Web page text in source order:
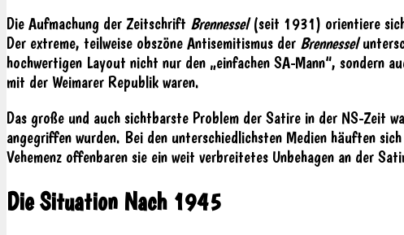
Die Aufmachung der Zeitschrift Brennessel(seit 1931) orientiere
Der extreme, teilweise obszöne Antisemitismus der Brennessel
hochwertigen Layout nicht nur den „einfachen SA-Mann“, sondern
mit der Weimarer Republik waren.
Das große und auch sichtbarste Problem der Satire in der NS-Zeit
angegriffen wurden. Bei den unterschiedlichsten Medien häuften
Vehemenz offenbaren sie ein weit verbreitetes Unbehagen an der
Die Situation Nach 1945